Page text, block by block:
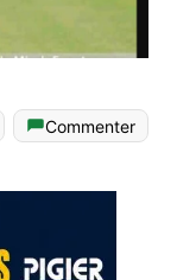
Commenter